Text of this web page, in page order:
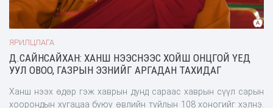
ЯРИЛЦЛАГА
Д.САЙНСАЙХАН: ХАНШ НЭЭСНЭЭС ХОЙШ ОНЦГОЙ ҮЕД
УУЛ ОВОО, ГАЗРЫН ЭЗНИЙГ АРГАДАН ТАХИДАГ
Ханш нээх өдөр гэж хаврын дунд сараас хаврын сүүл сарын
хоорондын хугацаа буюу өвлийн туйлын 108 хоногийг хэлнэ.